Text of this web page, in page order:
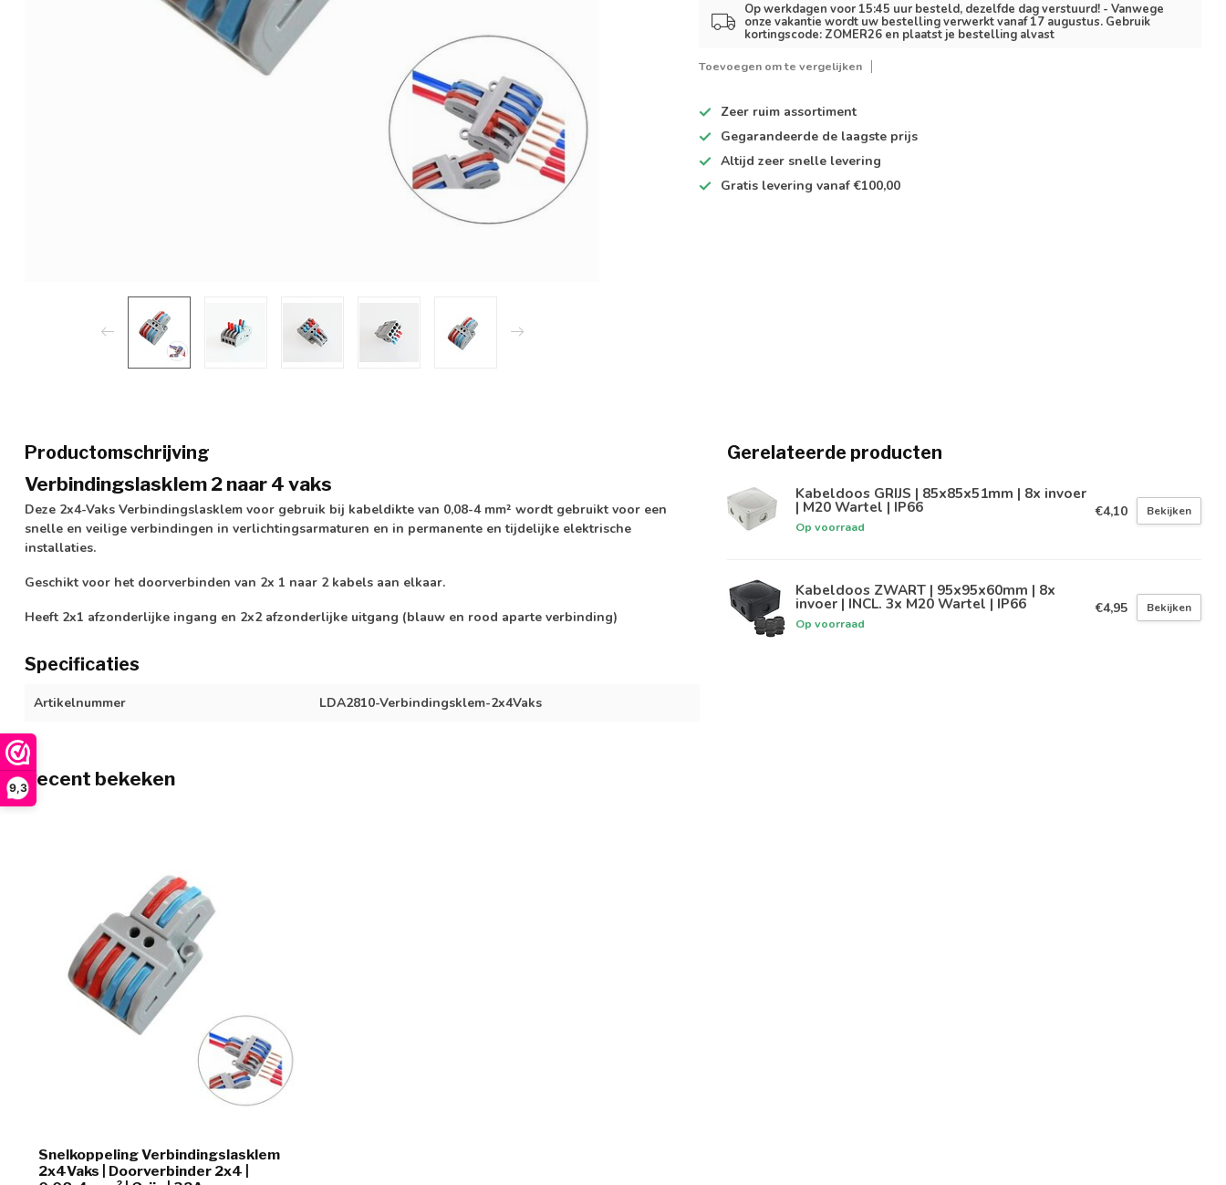
9,3
Op werkdagen voor 15:45 uur besteld, dezelfde dag verstuurd! - Vanwege
onze vakantie wordt uw bestelling verwerkt vanaf 17 augustus. Gebruik
kortingscode: ZOMER26 en plaatst je bestelling alvast
Toevoegen om te vergelijken
Zeer ruim assortiment
Gegarandeerde de laagste prijs
Altijdzeer snelle levering
Gratis levering vanaf €100,00
Productomschrijving
Verbindingslasklem 2 naar 4 vaks
Deze 2x4-Vaks Verbindingslasklem voor gebruik bij kabeldikte van 0,08-4 mm² wordt gebruikt voor een
snelle en veilige verbindingen in verlichtingsarmaturen en in permanente en tijdelijke elektrische
installaties.
Geschikt voor het doorverbinden van 2x 1 naar 2 kabels aan elkaar.
Heeft 2x1 afzonderlijke ingang en 2x2 afzonderlijke uitgang (blauw en rood aparte verbinding)
Specificaties
Artikelnummer LDA2810-Verbindingsklem-2x4Vaks
Gerelateerde producten
Kabeldoos GRIJS | 85x85x51mm | 8x invoer
| M20 Wartel | IP66
Op voorraad
€4,10 Bekijken
Kabeldoos ZWART | 95x95x60mm | 8x
invoer | INCL. 3x M20 Wartel | IP66
Op voorraad
€4,95 Bekijken
Recent bekeken
Snelkoppeling Verbindingslasklem
2x4Vaks | Doorverbinder 2x4 |